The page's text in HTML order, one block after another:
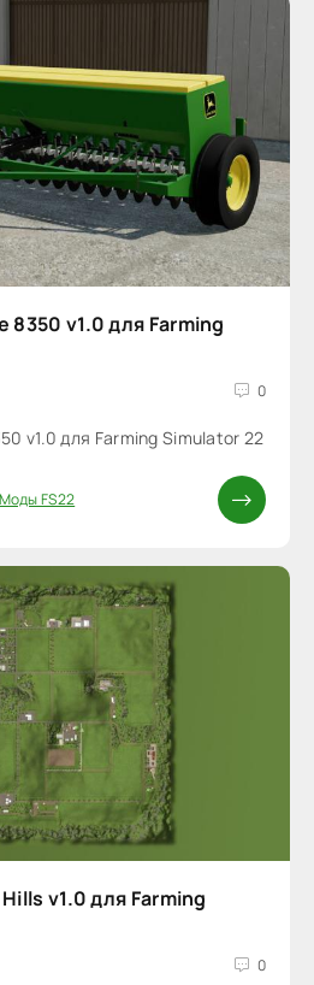
8350 v1.0 для Farming
0
v1.0 для Farming Simulator 22
Моды FS22
v1.0 для Farming
0